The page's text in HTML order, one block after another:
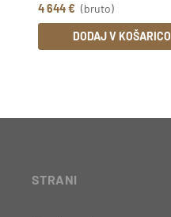
4 644 € (bruto)
DODAJ V KOŠARICO
STRANI